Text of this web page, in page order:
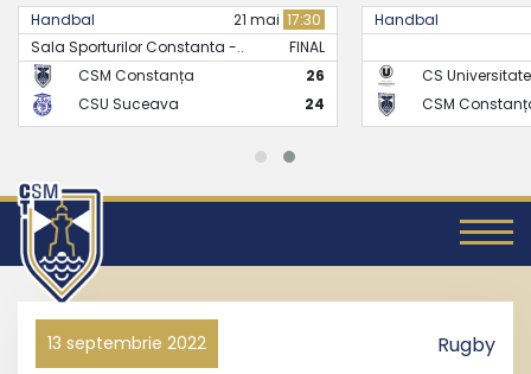
Handbal 21 mai 17:30
Sala Sporturilor Constanta -..
FINAL
CSM Constanța
26
CSU Suceava
24
Handbal
CS
CSM
13 septembrie 2022 Rugby